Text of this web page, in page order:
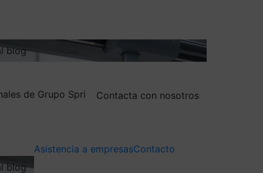
blog
de Grupo Spri
Contacta con nosotros
blog
Asistencia a empresasContacto